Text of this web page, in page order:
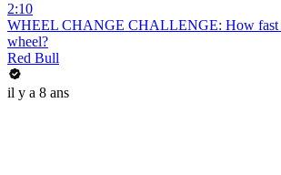
2:10
WHEEL CHANGE CHALLENGE: How fast
wheel?
Red Bull
il y a 8 ans